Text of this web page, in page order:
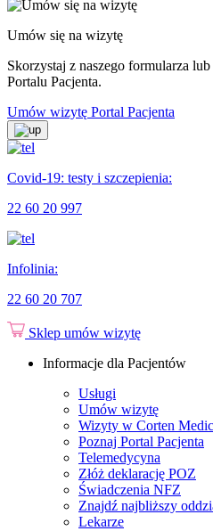
Umów się na wizytę
Skorzystaj z naszego formularza
Portalu Pacjenta.
Umów wizytę Portal Pacjenta
Covid-19: testy i szczepienia:
22 60 20 997
Infolinia:
22 60 20 707
Sklep umów wizytę
Informacje dla Pacjentów
Usługi
Umów wizytę
Wizyty w Corten Medic
Poznaj Portal Pacjenta
Telemedycyna
Złóż deklarację POZ
Świadczenia NFZ
Znajdź najbliższy
Lekarze